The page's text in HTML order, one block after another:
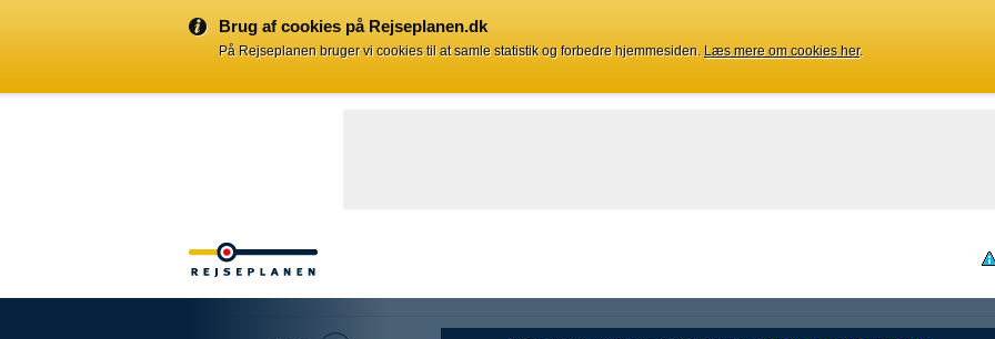
Brug af cookies på Rejseplanen.dk
På Rejseplanen bruger vi cookies til at samle statistik og forbedre hjemmesiden. Læs mere om cookies her.